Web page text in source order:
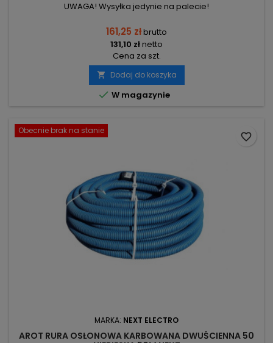
UWAGA! Wysyłka jedynie na palecie!
161,25 złbrutto
131,10 złnetto
Cena za szt.
 Dodaj do koszyka
 W magazynie
Obecnie brak na stanie
MARKA: NEXT ELECTRO
AROT RURA OSŁONOWA KARBOWANA DWUŚCIENNA 50
favorite_border